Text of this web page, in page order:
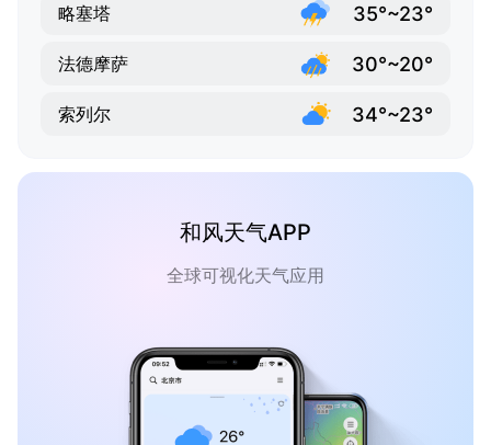
略塞塔 35°~23°
法德摩萨 30°~20°
索列尔 34°~23°
和风天气APP
全球可视化天气应用